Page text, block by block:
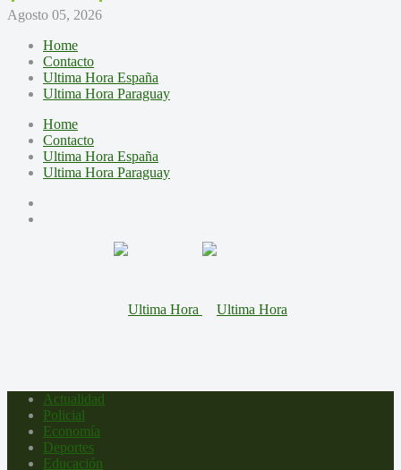
Agosto 05, 2026
Home
Contacto
Ultima Hora España
Ultima Hora Paraguay
Home
Contacto
Ultima Hora España
Ultima Hora Paraguay
Actualidad
Policial
Economía
Deportes
Educación